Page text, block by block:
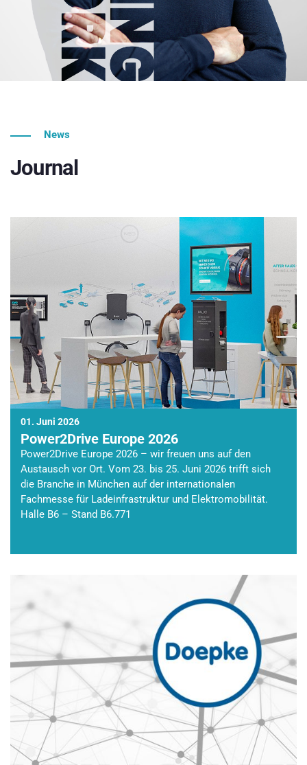
News
Journal
01. Juni 2026
Power2Drive Europe 2026
Power2Drive Europe 2026 – wir freuen uns auf den
Austausch vor Ort. Vom 23. bis 25. Juni 2026 trifft sich
die Branche in München auf der internationalen
Fachmesse für Ladeinfrastruktur und Elektromobilität.
Halle B6 – Stand B6.771